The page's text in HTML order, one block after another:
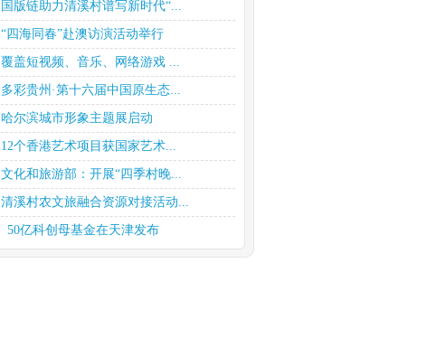
国版链助力清溪村谱写新时代“...
“四海同春”赴澳访演活动举行
覆盖短视频、音乐、网络游戏 ...
多彩贵州·第十六届中国原生态...
哈尔滨城市形象主题展启动
12个香港艺术项目获国家艺术...
文化和旅游部：开展“四季村晚...
清溪村农文旅融合资源对接活动...
50亿科创母基金在天津发布
券商趁《繁花》热开展宣传和投...